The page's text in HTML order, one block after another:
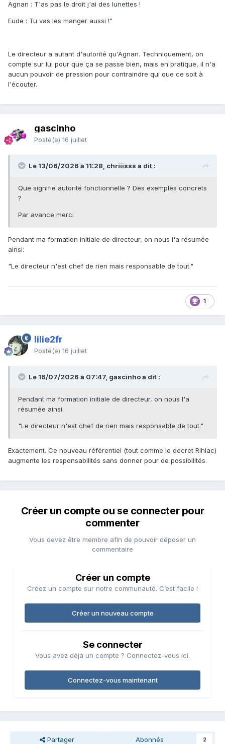
Agnan : T'as pas le droit j'ai des lunettes !
Eude : Tu vas les manger aussi !"
Le directeur a autant d'autorité qu'Agnan. Techniquement, on
compte sur lui pour que ça se passe bien, mais en pratique, il n'a
aucun pouvoir de pression pour contraindre qui que ce soit à
l'écouter.
gascinho
Posté(e) 16 juillet
Le 13/06/2026 à 11:28, chriiisss a dit :
Que signifie autorité fonctionnelle ? Des exemples concrets
?
Par avance merci
Pendant ma formation initiale de directeur, on nous l'a résumée
ainsi:
"Le directeur n'est chef de rien mais responsable de tout."
1
lilie2fr
Posté(e) 16 juillet
Le 16/07/2026 à 07:47, gascinho a dit :
Pendant ma formation initiale de directeur, on nous l'a
résumée ainsi:
"Le directeur n'est chef de rien mais responsable de tout."
Exactement. Ce nouveau référentiel (tout comme le decret Rihlac)
augmente les responsabilités sans donner pour de possibilités.
Créer un compte ou se connecter pour
commenter
Vous devez être membre afin de pouvoir déposer un
commentaire
Créer un compte
Créez un compte sur notre communauté. C’est facile !
Créer un nouveau compte
Se connecter
Vous avez déjà un compte ? Connectez-vous ici.
Connectez-vous maintenant
Partager Abonnés 2